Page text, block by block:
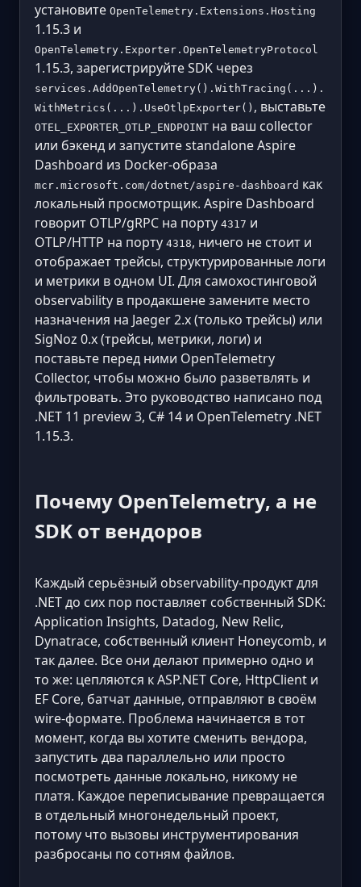
установите OpenTelemetry.Extensions.Hosting
1.15.3 и
OpenTelemetry.Exporter.OpenTelemetryProtocol
1.15.3, зарегистрируйте SDK через
services.AddOpenTelemetry().WithTracing(...).
WithMetrics(...).UseOtlpExporter() , выставьте
OTEL_EXPORTER_OTLP_ENDPOINT на ваш collector
или бэкенд и запустите standalone Aspire
Dashboard из Docker-образа
mcr.microsoft.com/dotnet/aspire-dashboard как
локальный просмотрщик. Aspire Dashboard
говорит OTLP/gRPC на порту 4317 и
OTLP/HTTP на порту 4318, ничего не стоит и
отображает трейсы, структурированные логи
и метрики в одном UI. Для самохостинговой
observability в продакшене замените место
назначения на Jaeger 2.x (только трейсы) или
SigNoz 0.x (трейсы, метрики, логи) и
поставьте перед ними OpenTelemetry
Collector, чтобы можно было разветвлять и
фильтровать. Это руководство написано под
.NET 11 preview 3, C# 14 и OpenTelemetry .NET
1.15.3.
Почему OpenTelemetry, а не
SDK от вендоров
Каждый серьёзный observability-продукт для
.NET до сих пор поставляет собственный SDK:
Application Insights, Datadog, New Relic,
Dynatrace, собственный клиент Honeycomb, и
так далее. Все они делают примерно одно и
то же: цепляются к ASP.NET Core, HttpClient и
EF Core, батчат данные, отправляют в своём
wire-формате. Проблема начинается в тот
момент, когда вы хотите сменить вендора,
запустить два параллельно или просто
посмотреть данные локально, никому не
платя. Каждое переписывание превращается
в отдельный многонедельный проект,
потому что вызовы инструментирования
разбросаны по сотням файлов.